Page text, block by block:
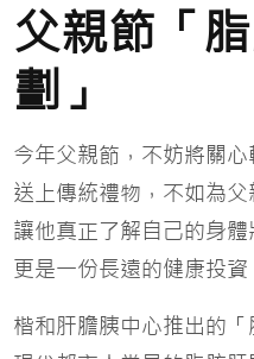
父親節「
劃」
今年父親節，不妨將關
送上傳統禮物，不如為
讓他真正了解自己的身
更是一份長遠的健康投資
楷和肝膽胰中心推出的